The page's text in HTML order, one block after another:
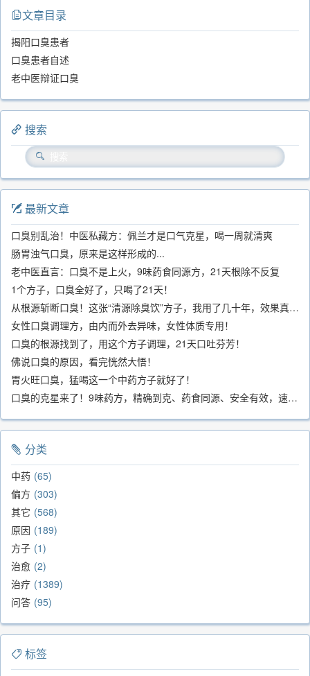
文章目录
揭阳口臭患者
口臭患者自述
老中医辩证口臭
搜索
最新文章
口臭别乱治！中医私藏方：佩兰才是口气克星，喝一周就清爽
肠胃浊气口臭，原来是这样形成的...
老中医直言：口臭不是上火，9味药食同源方，21天根除不反复
1个方子，口臭全好了，只喝了21天！
从根源斩断口臭！这张“清源除臭饮”方子，我用了几十年，效果真不错
女性口臭调理方，由内而外去异味，女性体质专用！
口臭的根源找到了，用这个方子调理，21天口吐芬芳！
佛说口臭的原因，看完恍然大悟！
胃火旺口臭，猛喝这一个中药方子就好了！
口臭的克星来了！9味药方，精确到克、药食同源、安全有效，速看！
分类
中药 65
偏方 303
其它 568
原因 189
方子 1
治愈 2
治疗 1389
问答 95
标签